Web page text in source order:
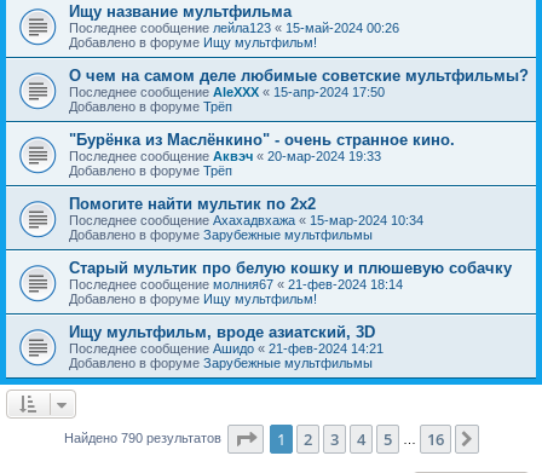
Ищу название мультфильма
Последнее сообщение лейла123 « 15-май-2024 00:26
Добавлено в форуме Ищу мультфильм!
О чем на самом деле любимые советские мультфильмы?
Последнее сообщение AleXXX « 15-апр-2024 17:50
Добавлено в форуме Трёп
"Бурёнка из Маслёнкино" - очень странное кино.
Последнее сообщение Аквэч « 20-мар-2024 19:33
Добавлено в форуме Трёп
Помогите найти мультик по 2х2
Последнее сообщение Ахахадвхажа « 15-мар-2024 10:34
Добавлено в форуме Зарубежные мультфильмы
Старый мультик про белую кошку и плюшевую собачку
Последнее сообщение молния67 « 21-фев-2024 18:14
Добавлено в форуме Ищу мультфильм!
Ищу мультфильм, вроде азиатский, 3D
Последнее сообщение Ашидо « 21-фев-2024 14:21
Добавлено в форуме Зарубежные мультфильмы
Найдено 790 результатов Страница из 16
1 2 3 4 5 16